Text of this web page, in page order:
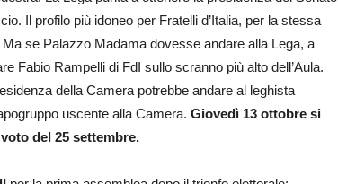
Il profilo più idoneo per Fratelli d’Italia, per la stessa
se Palazzo Madama dovesse andare alla Lega, a
Fabio Rampelli di FdI sullo scranno più alto dell’Aula.
della Camera potrebbe andare al leghista
uscente alla Camera. Giovedì 13 ottobre si
del 25 settembre.